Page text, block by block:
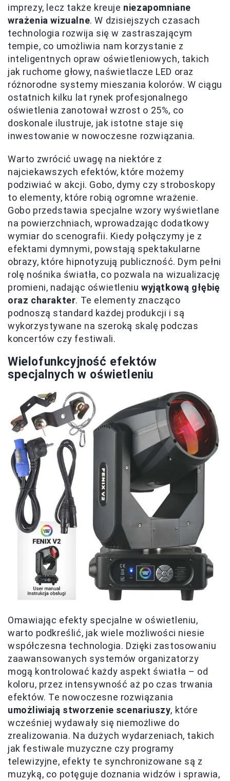
imprezy, lecz także kreuje niezapomniane
wrażenia wizualne. W dzisiejszych czasach
technologia rozwija się w zastraszającym
tempie, co umożliwia nam korzystanie z
inteligentnych opraw oświetleniowych, takich
jak ruchome głowy, naświetlacze LED oraz
różnorodne systemy mieszania kolorów. W ciągu
ostatnich kilku lat rynek profesjonalnego
oświetlenia zanotował wzrost o 25%, co
doskonale ilustruje, jak istotne staje się
inwestowanie w nowoczesne rozwiązania.
Warto zwrócić uwagę na niektóre z
najciekawszych efektów, które możemy
podziwiać w akcji. Gobo, dymy czy stroboskopy
to elementy, które robią ogromne wrażenie.
Gobo przedstawia specjalne wzory wyświetlane
na powierzchniach, wprowadzając dodatkowy
wymiar do scenografii. Kiedy połączymy je z
efektami dymnymi, powstają spektakularne
obrazy, które hipnotyzują publiczność. Dym pełni
rolę nośnika światła, co pozwala na wizualizację
promieni, nadając oświetleniuwyjątkową głębię
oraz charakter. Te elementy znacząco
podnoszą standard każdej produkcji i są
wykorzystywane na szeroką skalę podczas
koncertów czy festiwali.
Wielofunkcyjność efektów
specjalnych w oświetleniu
Omawiając efekty specjalne w oświetleniu,
warto podkreślić, jak wiele możliwości niesie
współczesna technologia. Dzięki zastosowaniu
zaawansowanych systemów organizatorzy
mogą kontrolować każdy aspekt światła – od
koloru, przez intensywność aż po czas trwania
efektów. Te nowoczesne rozwiązania
umożliwiają stworzenie scenariuszy, które
wcześniej wydawały się niemożliwe do
zrealizowania. Na dużych wydarzeniach, takich
jak festiwale muzyczne czy programy
telewizyjne, efekty te synchronizowane są z
muzyką, co potęguje doznania widzów i sprawia,